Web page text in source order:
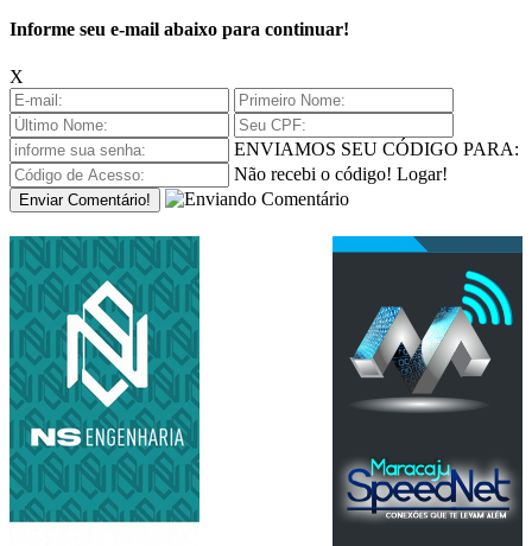
Informe seu e-mail abaixo para continuar!
X
ENVIAMOS SEU CÓDIGO PARA:
Não recebi o código! Logar!
Enviar Comentário!